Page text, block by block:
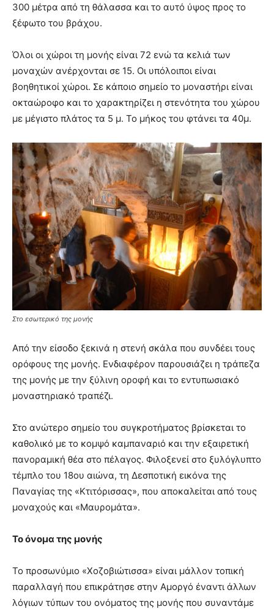
300 μέτρα από τη θάλασσα και το αυτό ύψος προς το
ξέφωτο του βράχου.
Όλοι οι χώροι τη μονής είναι 72 ενώ τα κελιά των
μοναχών ανέρχονται σε 15. Οι υπόλοιποι είναι
βοηθητικοί χώροι. Σε κάποιο σημείο το μοναστήρι είναι
οκταώροφο και το χαρακτηρίζει η στενότητα του χώρου
με μέγιστο πλάτος τα 5 μ. Το μήκος του φτάνει τα 40μ.
Στο εσωτερικό της μονής
Από την είσοδο ξεκινά η στενή σκάλα που συνδέει τους
ορόφους της μονής. Ενδιαφέρον παρουσιάζει η τράπεζα
της μονής με την ξύλινη οροφή και το εντυπωσιακό
μοναστηριακό τραπέζι.
Στο ανώτερο σημείο του συγκροτήματος βρίσκεται το
καθολικό με το κομψό καμπαναριό και την εξαιρετική
πανοραμική θέα στο πέλαγος. Φιλοξενεί στο ξυλόγλυπτο
τέμπλο του 18ου αιώνα, τη Δεσποτική εικόνα της
Παναγίας της «Κτιτόρισσας», που αποκαλείται από τους
μοναχούς και «Μαυρομάτα».
Το όνομα της μονής
Το προσωνύμιο «Χοζοβιώτισσα» είναι μάλλον τοπική
παραλλαγή που επικράτησε στην Αμοργό έναντι άλλων
λόγιων τύπων του ονόματος της μονής που συναντάμε